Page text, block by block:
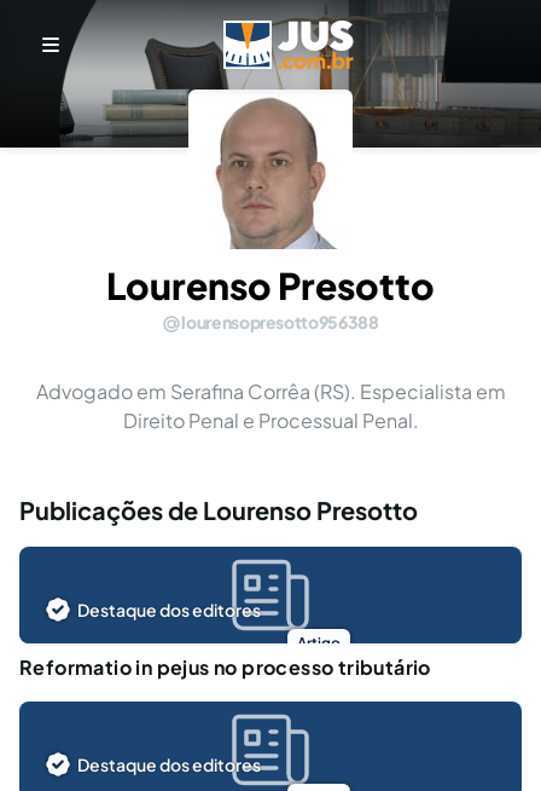
Lourenso Presotto
lourensopresotto956388
Advogado em Serafina Corrêa (RS). Especialista em
Direito Penal e Processual Penal.
Publicações de Lourenso Presotto
Artigo
Destaque dos editores
Reformatio in pejus no processo tributário
Destaque dos editores